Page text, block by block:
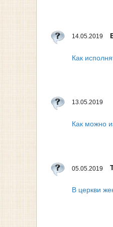
14.05.2019
Как
13.05.2019
Как можно
05.05.2019
В церкви